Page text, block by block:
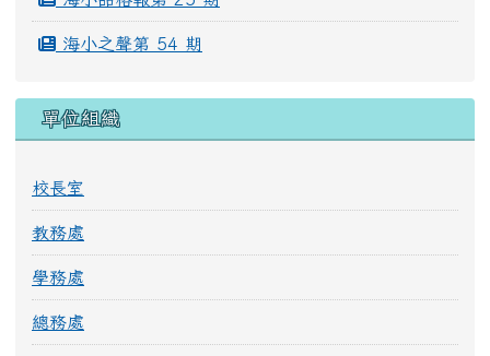
海小之聲第 54 期
單位組織
校長室
教務處
學務處
總務處